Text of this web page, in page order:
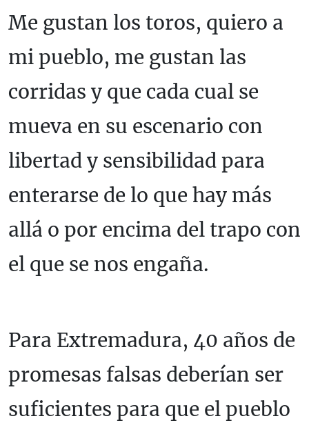
Me gustan los toros, quiero a
mi pueblo, me gustan las
corridas y que cada cual se
mueva en su escenario con
libertad y sensibilidad para
enterarse de lo que hay más
allá o por encima del trapo con
el que se nos engaña.
Para Extremadura, 40 años de
promesas falsas deberían ser
suficientes para que el pueblo